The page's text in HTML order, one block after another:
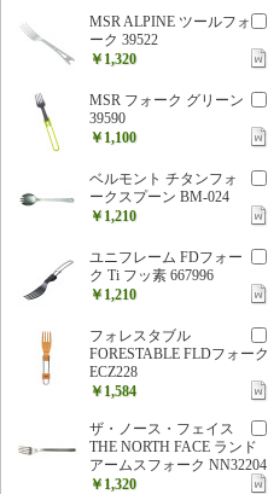
MSR ALPINE ツールフォ
ーク 39522
￥1,320
MSR フォーク グリーン
39590
￥1,100
ベルモント チタンフォ
ークスプーン BM-024
￥1,210
ユニフレーム FDフォー
ク Ti フッ素 667996
￥1,210
フォレスタブル
FORESTABLE FLDフォーク
ECZ228
￥1,584
ザ・ノース・フェイス
THE NORTH FACE ランド
アームスフォーク NN32204
￥1,320